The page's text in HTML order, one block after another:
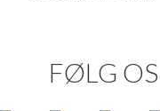
FØLG